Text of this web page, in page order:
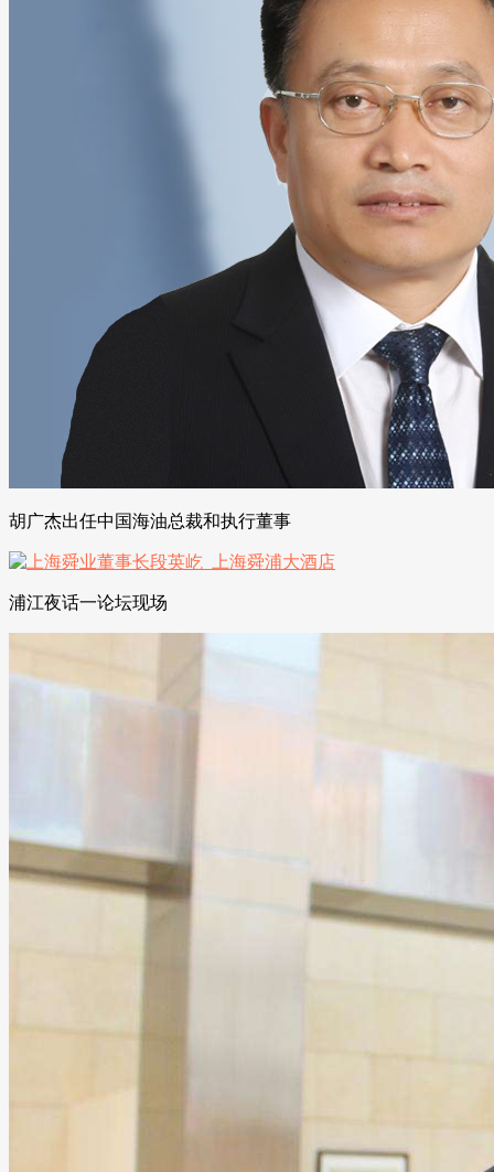
胡广杰出任中国海油总裁和执行董事
浦江夜话一论坛现场